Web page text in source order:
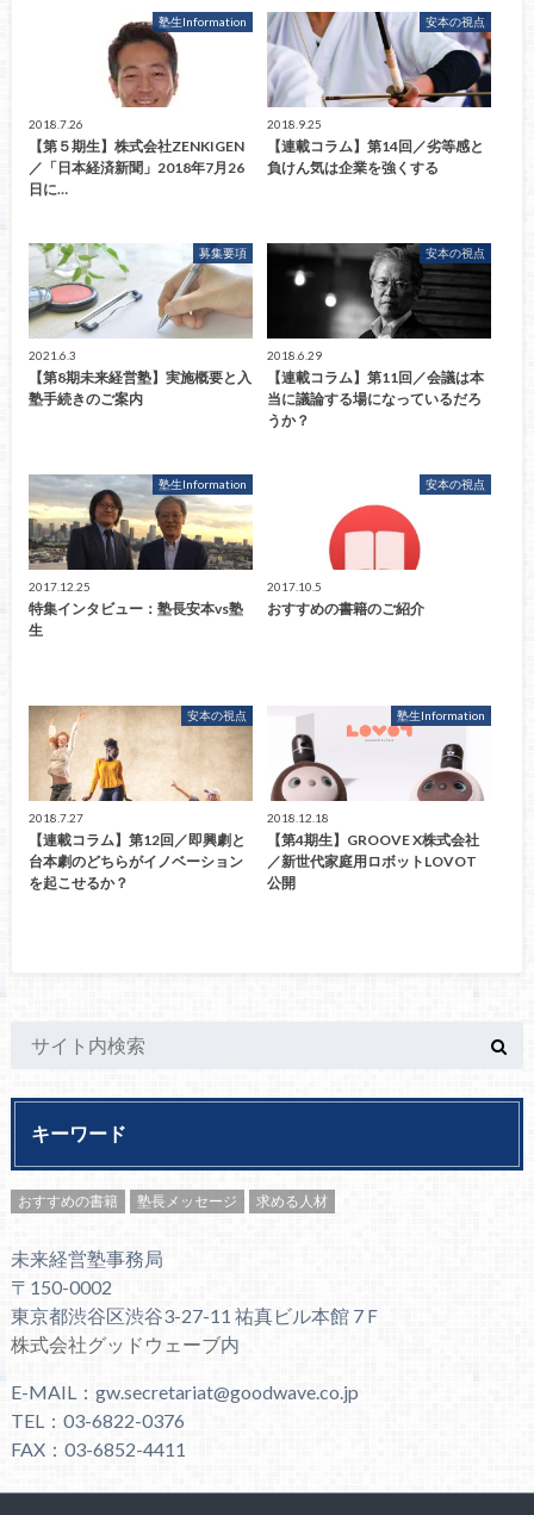
塾生Information
2018.7.26
【第５期生】株式会社ZENKIGEN
／「日本経済新聞」2018年7月26
日に…
安本の視点
2018.9.25
【連載コラム】第14回／劣等感と
負けん気は企業を強くする
募集要項
2021.6.3
【第8期未来経営塾】実施概要と入
塾手続きのご案内
安本の視点
2018.6.29
【連載コラム】第11回／会議は本
当に議論する場になっているだろ
うか？
塾生Information
2017.12.25
特集インタビュー：塾長安本vs塾
生
安本の視点
2017.10.5
おすすめの書籍のご紹介
安本の視点
2018.7.27
【連載コラム】第12回／即興劇と
台本劇のどちらがイノベーション
を起こせるか？
塾生Information
2018.12.18
【第4期生】GROOVE X株式会社
／新世代家庭用ロボットLOVOT
公開
キーワード
おすすめの書籍 塾長メッセージ 求める人材
未来経営塾事務局
〒150-0002
東京都渋谷区渋谷3-27-11 祐真ビル本館 7Ｆ
株式会社グッドウェーブ内
E-MAIL：gw.secretariat@goodwave.co.jp
TEL：03-6822-0376
FAX：03-6852-4411